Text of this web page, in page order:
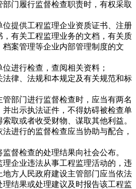
履行监督检查职责时，有权采取
提供工程监理企业资质证书、注册
有关工程监理业务的文档，有关质
案管理等企业内部管理制度的文
行检查，查阅相关资料；
律、法规和本规定及有关规范和标
门进行监督检查时，应当有两名
并出示执法证件，不得妨碍被检查单
取或者收受财物、谋取其他利益。
行的监督检查应当协助与配合，
检查的处理结果向社会公布。
业违法从事工程监理活动的，违
方人民政府建设主管部门应当依法
结果或处理建议及时报告该工程监